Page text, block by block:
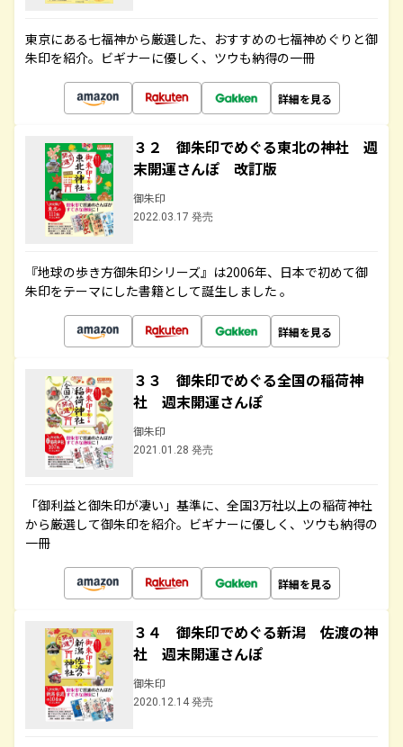
東京にある七福神から厳選した、おすすめの七福神めぐりと御
朱印を紹介。ビギナーに優しく、ツウも納得の一冊
詳細を見る
３２ 御朱印でめぐる東北の神社 週
末開運さんぽ 改訂版
御朱印
2022.03.17 発売
『地球の歩き方御朱印シリーズ』は2006年、日本で初めて御
朱印をテーマにした書籍として誕生しました 。
詳細を見る
３３ 御朱印でめぐる全国の稲荷神
社 週末開運さんぽ
御朱印
2021.01.28 発売
「御利益と御朱印が凄い」基準に、全国3万社以上の稲荷神社
から厳選して御朱印を紹介。ビギナーに優しく、ツウも納得の
一冊
詳細を見る
３４ 御朱印でめぐる新潟 佐渡の神
社 週末開運さんぽ
御朱印
2020.12.14 発売